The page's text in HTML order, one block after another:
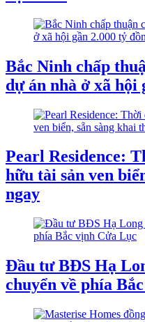
Bắc Ninh chấp
dự án nhà ở xã hội
Pearl Residence:
hữu tài sản ven
ngay
Đầu tư BĐS Hạ
chuyển về phía